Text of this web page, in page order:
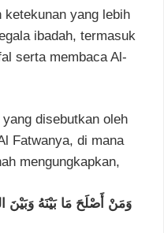
ketekunan yang lebih
ibadah, termasuk
serta membaca Al-
disebutkan oleh
Fatwanya, di mana
mengungkapkan,
وَمَنْ أَصْلَحَ مَا بَيْنَهُ وَبَيْنَ